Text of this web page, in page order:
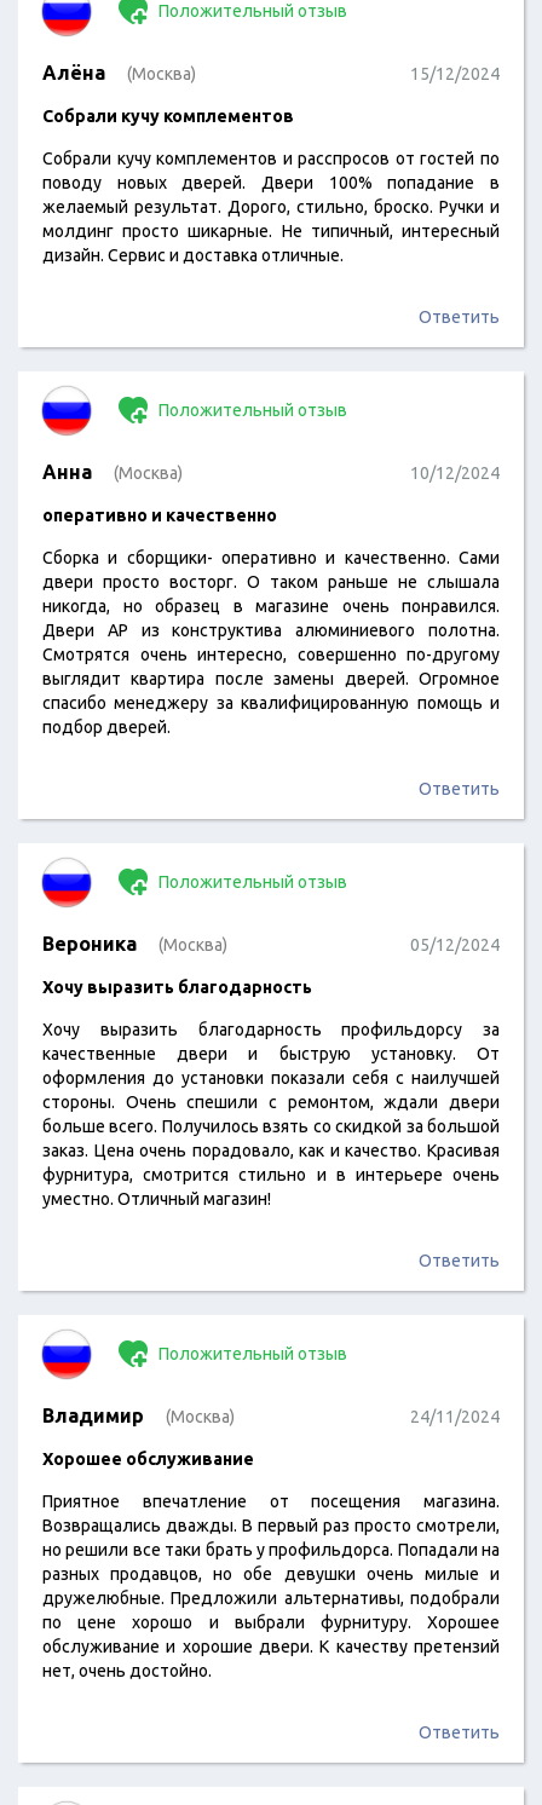
Положительный отзыв
Алёна (Москва) 15/12/2024
Собрали кучу комплементов
Собрали кучу комплементов и расспросов от гостей по
поводу новых дверей. Двери 100% попадание в
желаемый результат. Дорого, стильно, броско. Ручки и
молдинг просто шикарные. Не типичный, интересный
дизайн. Сервис и доставка отличные.
Ответить
Положительный отзыв
Анна (Москва) 10/12/2024
оперативно и качественно
Сборка и сборщики- оперативно и качественно. Сами
двери просто восторг. О таком раньше не слышала
никогда, но образец в магазине очень понравился.
Двери АР из конструктива алюминиевого полотна.
Смотрятся очень интересно, совершенно по-другому
выглядит квартира после замены дверей. Огромное
спасибо менеджеру за квалифицированную помощь и
подбор дверей.
Ответить
Положительный отзыв
Вероника (Москва) 05/12/2024
Хочу выразить благодарность
Хочу выразить благодарность профильдорсу за
качественные двери и быструю установку. От
оформления до установки показали себя с наилучшей
стороны. Очень спешили с ремонтом, ждали двери
больше всего. Получилось взять со скидкой за большой
заказ. Цена очень порадовало, как и качество. Красивая
фурнитура, смотрится стильно и в интерьере очень
уместно. Отличный магазин!
Ответить
Положительный отзыв
Владимир (Москва) 24/11/2024
Хорошее обслуживание
Приятное впечатление от посещения магазина.
Возвращались дважды. В первый раз просто смотрели,
но решили все таки брать у профильдорса. Попадали на
разных продавцов, но обе девушки очень милые и
дружелюбные. Предложили альтернативы, подобрали
по цене хорошо и выбрали фурнитуру. Хорошее
обслуживание и хорошие двери. К качеству претензий
нет, очень достойно.
Ответить